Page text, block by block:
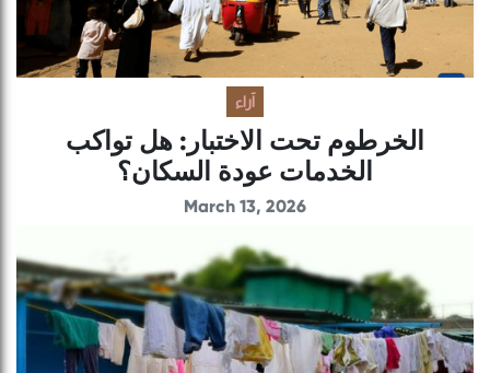
آراء
الخرطوم تحت الاختبار: هل تواكب
الخدمات عودة السكان؟
March 13, 2026